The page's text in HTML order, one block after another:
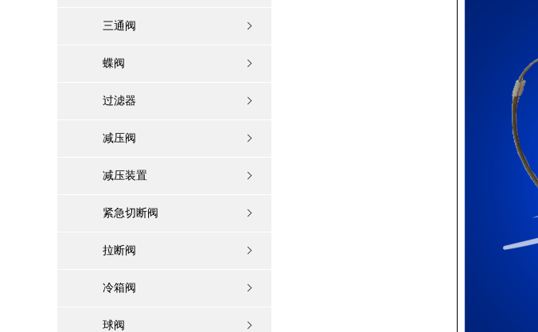
三通阀
蝶阀
过滤器
减压阀
减压装置
紧急切断阀
拉断阀
冷箱阀
球阀